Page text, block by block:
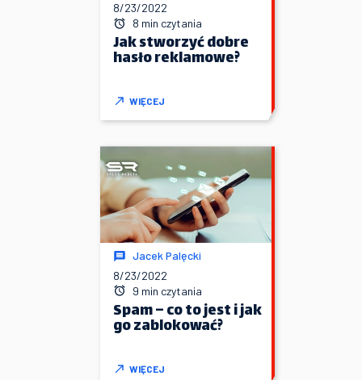
8/23/2022
8 min czytania
Jak stworzyć dobre
hasło reklamowe?
WIĘCEJ
Jacek Palęcki
8/23/2022
9 min czytania
Spam – co to jest i jak
go zablokować?
WIĘCEJ